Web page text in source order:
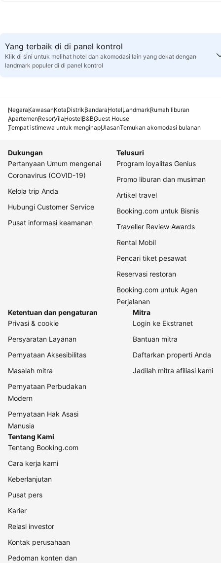
Yang terbaik di di panel kontrol
Klik di sini untuk melihat hotel dan akomodasi lain yang dekat dengan
landmark populer di di panel kontrol
NegaraKawasanKotaDistrikBandaraHotelLandmarkRumah liburan
ApartemenResorVilaHostelB&BGuest House
Tempat istimewa untuk menginapUlasanTemukan akomodasi bulanan
Dukungan
Pertanyaan Umum mengenai
Coronavirus (COVID-19)
Kelola trip Anda
Hubungi Customer Service
Pusat informasi keamanan
Telusuri
Program loyalitas Genius
Promo liburan dan musiman
Artikel travel
Booking.com untuk Bisnis
Traveller Review Awards
Rental Mobil
Pencari tiket pesawat
Reservasi restoran
Booking.com untuk Agen
Perjalanan
Ketentuan dan pengaturan
Privasi & cookie
Persyaratan Layanan
Pernyataan Aksesibilitas
Masalah mitra
Pernyataan Perbudakan
Modern
Pernyataan Hak Asasi
Manusia
Mitra
Login ke Ekstranet
Bantuan mitra
Daftarkan properti Anda
Jadilah mitra afiliasi kami
Tentang Kami
Tentang Booking.com
Cara kerja kami
Keberlanjutan
Pusat pers
Karier
Relasi investor
Kontak perusahaan
Pedoman konten dan